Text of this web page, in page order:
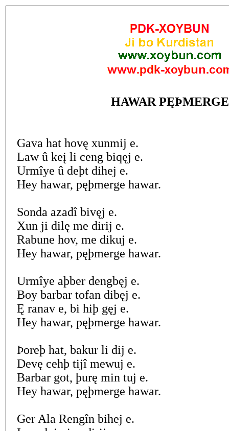
HAWAR PĘÞMERGE
Gava hat hovę xunmij e.
Law û keį li ceng biqęj e.
Urmîye û deþt dihej e.
Hey hawar, pęþmerge hawar.
Sonda azadî bivęj e.
Xun ji dilę me dirij e.
Rabune hov, me dikuj e.
Hey hawar, pęþmerge hawar.
Urmîye aþber dengbęj e.
Boy barbar tofan dibęj e.
Ę ranav e, bi hiþ gęj e.
Hey hawar, pęþmerge hawar.
Þoreþ hat, bakur li dij e.
Devę cehþ tijî mewuj e.
Barbar got, þurę min tuj e.
Hey hawar, pęþmerge hawar.
Ger Ala Rengîn bihej e.